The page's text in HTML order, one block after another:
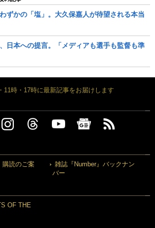
ずかの「塩」。大久保嘉人が待望される本当
日本への提言。「メディアも選手も監督も準
11時・17時に最新記事をお届けします
購読のご案
雑誌『Number』バックナン
バー
OF THE